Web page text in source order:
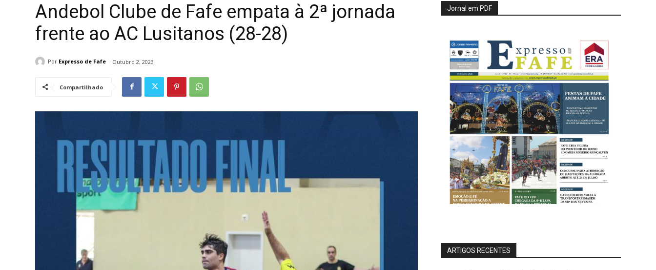
Andebol Clube de Fafe empata à 2ª jornada
frente ao AC Lusitanos (28-28)
Por Expresso de Fafe Outubro 2, 2023
Compartilhado
Jornal em PDF
ARTIGOS RECENTES